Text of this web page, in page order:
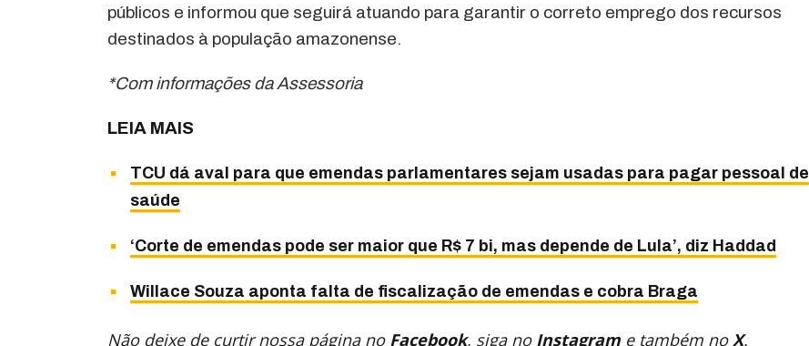
públicos e informou que seguirá atuando para garantir o correto emprego dos recursos
destinados à população amazonense.
*Com informações da Assessoria
LEIA MAIS
TCU dá aval para que emendas parlamentares sejam usadas para pagar pessoal de
saúde
‘Corte de emendas pode ser maior que R$ 7 bi, mas depende de Lula’, diz Haddad
Willace Souza aponta falta de fiscalização de emendas e cobra Braga
Não deixe de curtir nossa página no Facebook, siga no Instagram e também no X.